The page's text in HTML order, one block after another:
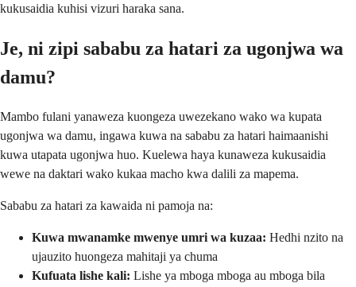
kukusaidia kuhisi vizuri haraka sana.
Je, ni zipi sababu za hatari za ugonjwa wa
damu?
Mambo fulani yanaweza kuongeza uwezekano wako wa kupata
ugonjwa wa damu, ingawa kuwa na sababu za hatari haimaanishi
kuwa utapata ugonjwa huo. Kuelewa haya kunaweza kukusaidia
wewe na daktari wako kukaa macho kwa dalili za mapema.
Sababu za hatari za kawaida ni pamoja na:
Kuwa mwanamke mwenye umri wa kuzaa: Hedhi nzito na
ujauzito huongeza mahitaji ya chuma
Kufuata lishe kali: Lishe ya mboga mboga au mboga bila